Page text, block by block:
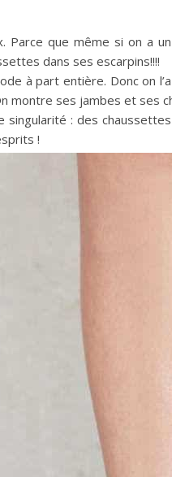
Parce que même si on a
dans ses escarpins!!!!
à part entière. Donc on
montre ses jambes et ses
singularité : des
!